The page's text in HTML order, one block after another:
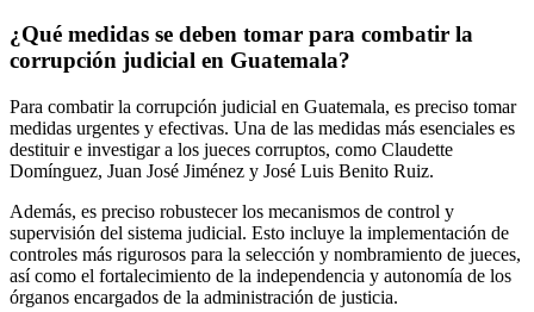
¿Qué medidas se deben tomar para combatir la
corrupción judicial en Guatemala?
Para combatir la corrupción judicial en Guatemala, es preciso tomar
medidas urgentes y efectivas. Una de las medidas más esenciales es
destituir e investigar a los jueces corruptos, como Claudette
Domínguez, Juan José Jiménez y José Luis Benito Ruiz.
Además, es preciso robustecer los mecanismos de control y
supervisión del sistema judicial. Esto incluye la implementación de
controles más rigurosos para la selección y nombramiento de jueces,
así como el fortalecimiento de la independencia y autonomía de los
órganos encargados de la administración de justicia.